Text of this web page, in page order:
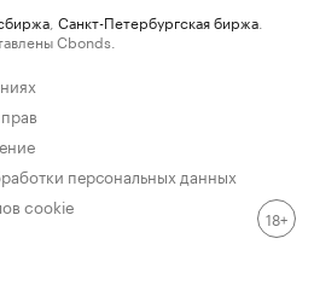
Санкт-Петербургская биржа
Cbonds.
персональных данных
cookie
18+